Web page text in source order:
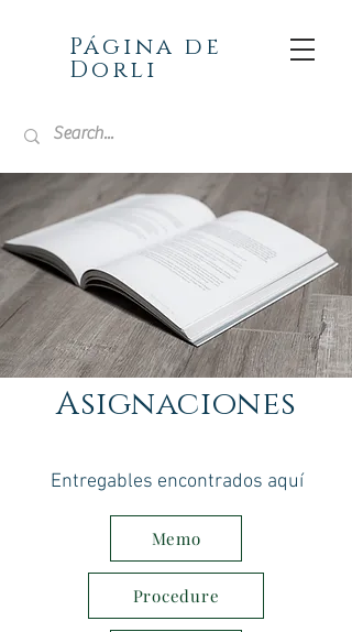
Página de
Dorli
Asignaciones
Entregables encontrados aquí
Memo
Procedure